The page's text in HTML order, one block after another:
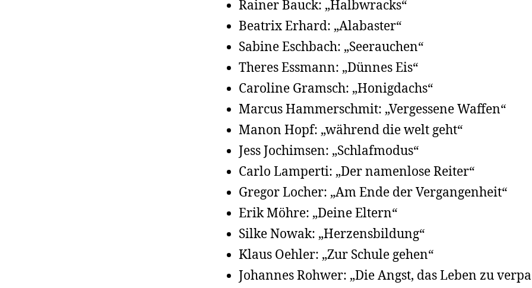
Rainer Bauck: „Halbwracks“
Beatrix Erhard: „Alabaster“
Sabine Eschbach: „Seerauchen“
Theres Essmann: „Dünnes Eis“
Caroline Gramsch: „Honigdachs“
Marcus Hammerschmit: „Vergessene Waffen“
Manon Hopf: „während die welt geht“
Jess Jochimsen: „Schlafmodus“
Carlo Lamperti: „Der namenlose Reiter“
Gregor Locher: „Am Ende der Vergangenheit“
Erik Möhre: „Deine Eltern“
Silke Nowak: „Herzensbildung“
Klaus Oehler: „Zur Schule gehen“
Johannes Rohwer: „Die Angst, das Leben zu